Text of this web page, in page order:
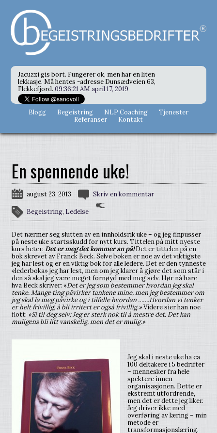
Jacuzzi gis bort. Fungerer ok, men har en liten
lekkasje. Må hentes -adresse Dunsædveien 63,
Flekkefjord. 09:36:21 AM april 17, 2019
Blogg Begeistring NLP Coaching
Tjenester
Referanser
Kontakt
En spennende uke!
august 23, 2013 Skriv en kommentar
Begeistring, Ledelse
Det nærmer seg slutten av en innholdsrik uke – og jeg finpusser
på neste uke startsskudd for nytt kurs. Tittelen på mitt nyeste
kurs heter:Det er meg det kommer an på! Det er tittelen på en
bok skrevet av Franck Beck. Selve boken er noe av det viktigste
jeg har lest og er en viktig bok for alle ledere. Det er den tynneste
«lederboka» jeg har lest, men om jeg klarer å gjøre det som står i
den så skal jeg være meget fornøyd med meg selv. Hør nå bare
hva Beck skriver: «Det er jeg som bestemmer hvordan jeg skal
tenke. Mange ting påvirker tankene mine, men jeg bestemmer om
jeg skal la meg påvirke og i tilfelle hvordan …….Hvordan vi tenker
er helt frivillig, å bli irritert er også frivillig.»Videre sier han noe
flott: «Si til deg selv: Jeg er sterk nok til å mestre det. Det kan
muligens bli litt vanskelig, men det er mulig.»
Jeg skal i neste uke ha ca
100 deltakere i 5 bedrifter
– mennesker fra hele
spektere innen
organisasjonen. Dette er
ekstremt utfordrende,
men det er dette jeg liker.
Jeg driver ikke med
overføring av læring – min
metode er
transformasjonslæring.